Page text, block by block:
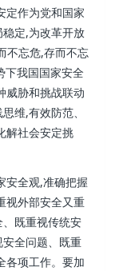
定作为党和国家
定,为改革开放
不忘危,存而不忘
下我国国家安全
威胁和挑战联动
维,有效防范、
解社会安定挑
安全观,准确把握
视外部安全又重
既重视传统安
全问题、既重
各项工作。要加